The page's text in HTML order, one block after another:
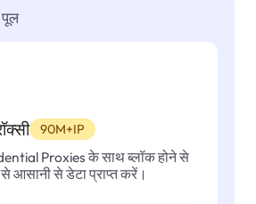
पूल
90M+IP
Proxies के साथ ब्लॉक होने से
आसानी से डेटा प्राप्त करें।